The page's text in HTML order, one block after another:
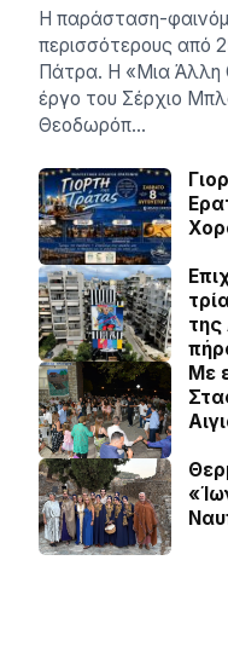
Η παράσταση-
περισσότερους από
Πάτρα. Η «Μια Άλλη
έργο του Σέρχιο
Θεοδωρόπ…
της
Με